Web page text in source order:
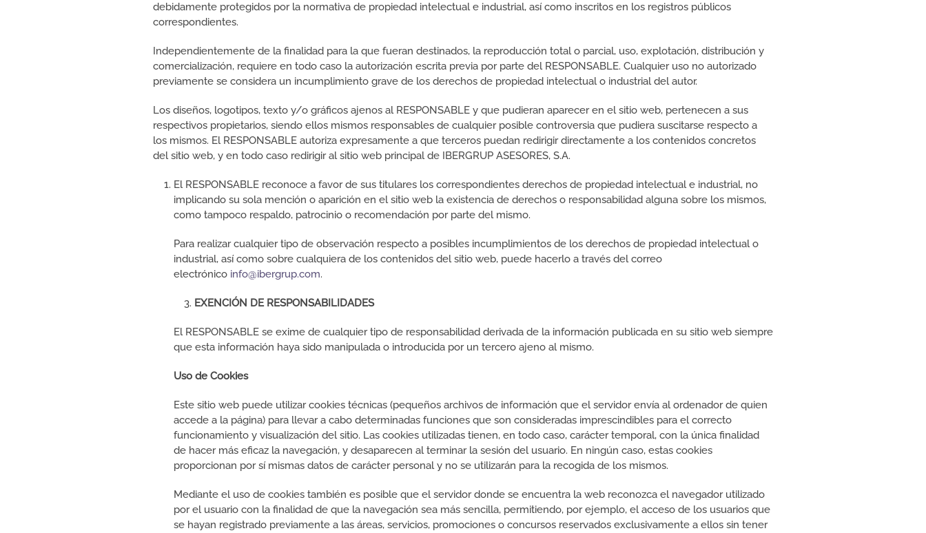
debidamente protegidos por la normativa de propiedad intelectual e industrial, así como inscritos en los registros públicos
correspondientes.
Independientemente de la finalidad para la que fueran destinados, la reproducción total o parcial, uso, explotación, distribución y
comercialización, requiere en todo caso la autorización escrita previa por parte del RESPONSABLE. Cualquier uso no autorizado
previamente se considera un incumplimiento grave de los derechos de propiedad intelectual o industrial del autor.
Los diseños, logotipos, texto y/o gráficos ajenos al RESPONSABLE y que pudieran aparecer en el sitio web, pertenecen a sus
respectivos propietarios, siendo ellos mismos responsables de cualquier posible controversia que pudiera suscitarse respecto a
los mismos. El RESPONSABLE autoriza expresamente a que terceros puedan redirigir directamente a los contenidos concretos
del sitio web, y en todo caso redirigir al sitio web principal de IBERGRUP ASESORES, S.A.
El RESPONSABLE reconoce a favor de sus titulares los correspondientes derechos de propiedad intelectual e industrial, no
implicando su sola mención o aparición en el sitio web la existencia de derechos o responsabilidad alguna sobre los mismos,
como tampoco respaldo, patrocinio o recomendación por parte del mismo.
Para realizar cualquier tipo de observación respecto a posibles incumplimientos de los derechos de propiedad intelectual o
industrial, así como sobre cualquiera de los contenidos del sitio web, puede hacerlo a través del correo
electrónico info@ibergrup.com.
EXENCIÓN DE RESPONSABILIDADES
El RESPONSABLE se exime de cualquier tipo de responsabilidad derivada de la información publicada en su sitio web siempre
que esta información haya sido manipulada o introducida por un tercero ajeno al mismo.
Uso de Cookies
Este sitio web puede utilizar cookies técnicas (pequeños archivos de información que el servidor envía al ordenador de quien
accede a la página) para llevar a cabo determinadas funciones que son consideradas imprescindibles para el correcto
funcionamiento y visualización del sitio. Las cookies utilizadas tienen, en todo caso, carácter temporal, con la única finalidad
de hacer más eficaz la navegación, y desaparecen al terminar la sesión del usuario. En ningún caso, estas cookies
proporcionan por sí mismas datos de carácter personal y no se utilizarán para la recogida de los mismos.
Mediante el uso de cookies también es posible que el servidor donde se encuentra la web reconozca el navegador utilizado
por el usuario con la finalidad de que la navegación sea más sencilla, permitiendo, por ejemplo, el acceso de los usuarios que
se hayan registrado previamente a las áreas, servicios, promociones o concursos reservados exclusivamente a ellos sin tener